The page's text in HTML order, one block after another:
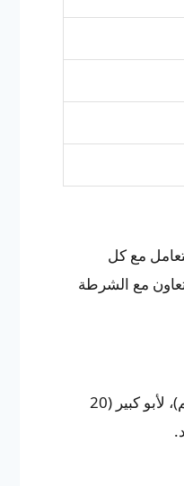
مع كل
مع الشرطة
خدمة نقل بين المدن من ديرب نجم: للزقازيق (25 كم)، للمنصورة (35 كم)، للقاهرة (120 كم)، لأبو كبير (20